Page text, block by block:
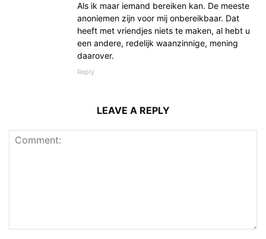
Als ik maar iemand bereiken kan. De meeste
anoniemen zijn voor mij onbereikbaar. Dat
heeft met vriendjes niets te maken, al hebt u
een andere, redelijk waanzinnige, mening
daarover.
Reply
LEAVE A REPLY